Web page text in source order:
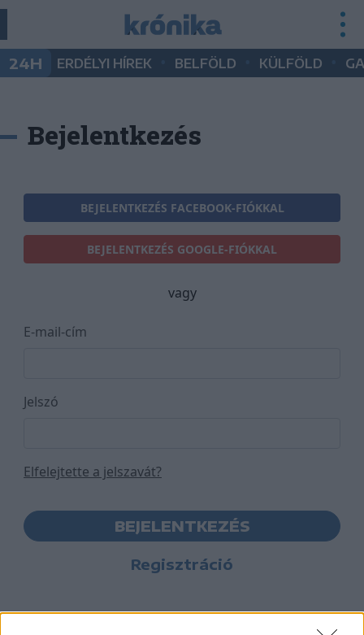
24H ERDÉLYI HÍREK BELFÖLD KÜLFÖLD
Bejelentkezés
BEJELENTKEZÉS FACEBOOK-FIÓKKAL
BEJELENTKEZÉS GOOGLE-FIÓKKAL
vagy
E-mail-cím
Jelszó
Elfelejtette a jelszavát?
BEJELENTKEZÉS
Regisztráció